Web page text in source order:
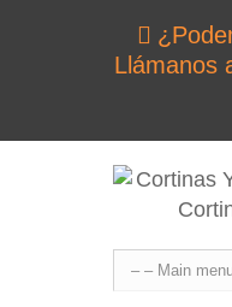
Llámanos